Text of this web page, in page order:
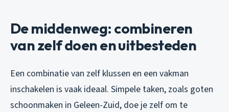
De middenweg: combineren
van zelf doen en uitbesteden
Een combinatie van zelf klussen en een vakman
inschakelen is vaak ideaal. Simpele taken, zoals goten
schoonmaken in Geleen-Zuid, doe je zelf om te